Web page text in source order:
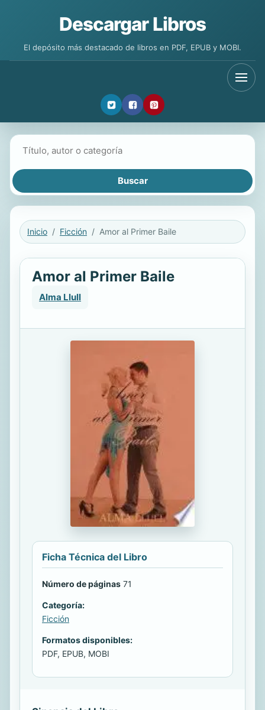
Descargar Libros
El depósito más destacado de libros en PDF, EPUB y MOBI.
Inicio Ficción Amor al Primer Baile
Amor al Primer Baile
Alma Llull
Ficha Técnica del Libro
Número de páginas 71
Categoría:
Ficción
Formatos disponibles:
PDF, EPUB, MOBI